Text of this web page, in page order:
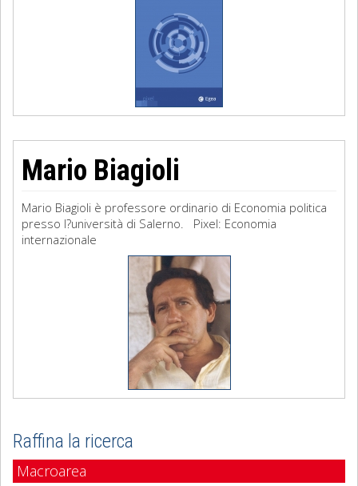
Mario Biagioli
Mario Biagioli è professore ordinario di Economia politica
presso l?università di Salerno. Pixel: Economia
internazionale
Raffina la ricerca
Macroarea